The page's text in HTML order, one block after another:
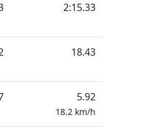
2:15.33
18.43
5.92
18.2 km/h